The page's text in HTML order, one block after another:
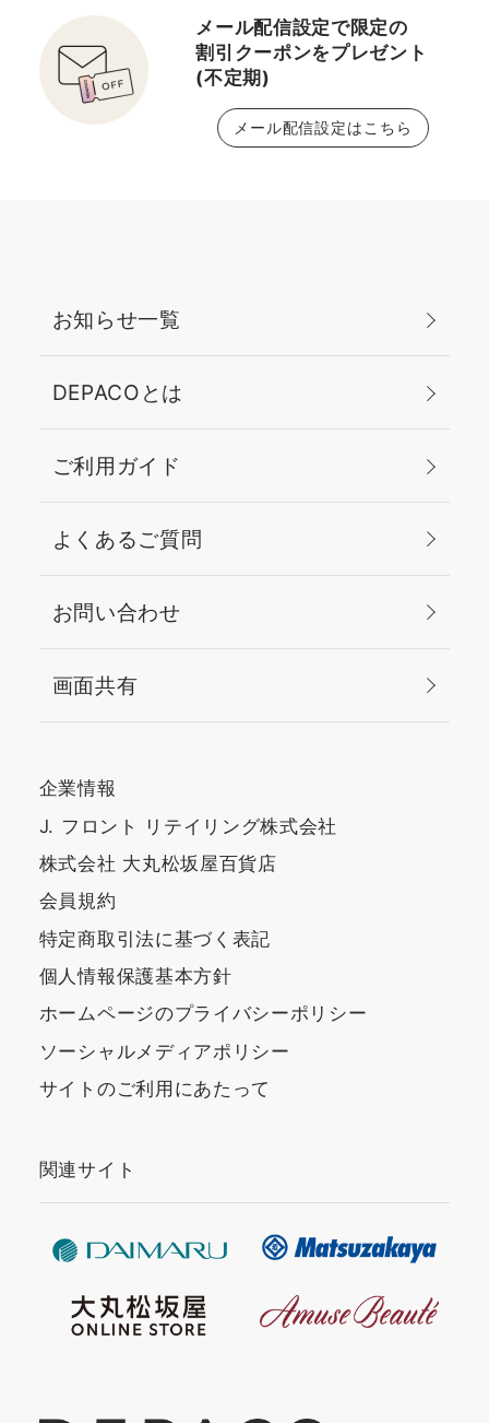
メール配信設定で限定の
割引クーポンをプレゼント
(不定期)
メール配信設定はこちら
お知らせ一覧
DEPACOとは
ご利用ガイド
よくあるご質問
お問い合わせ
画面共有
企業情報
J. フロント リテイリング株式会社
株式会社 大丸松坂屋百貨店
会員規約
特定商取引法に基づく表記
個人情報保護基本方針
ホームページのプライバシーポリシー
ソーシャルメディアポリシー
サイトのご利用にあたって
関連サイト